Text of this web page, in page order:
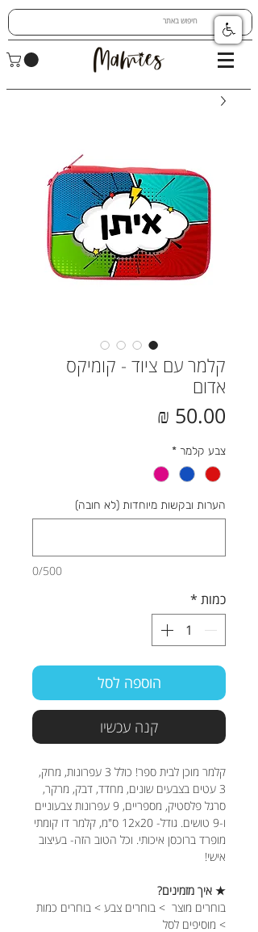
קלמר עם ציוד - קומיקס
אדום
צבע קלמר *
הערות ובקשות מיוחדות (לא חובה)
0/500
כמות *
הוספה לסל
קנה עכשיו
קלמר מוכן לבית ספר! כולל 3 עפרונות, מחק,
3 עטים בצבעים שונים, מחדד, דבק, מרקר,
סרגל פלסטיק, מספריים, 9 עפרונות צבעוניים
ו-9 טושים. גודל- 12x20 ס"מ, קלמר דו קומתי
מופרד ברוכסן איכותי. וכל הטוב הזה- בעיצוב
אישי!
★ איך מזמינים?
בוחרים מוצר > בוחרים צבע > בוחרים כמות
> מוסיפים לסל